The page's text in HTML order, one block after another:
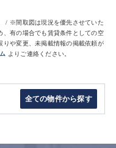
/ ※間取図は現況を優先させていた
有の場合でも賃貸条件としての空
や変更、未掲載情報の掲載依頼が
よりご連絡ください。
全ての物件から探す